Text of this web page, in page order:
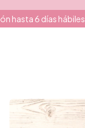
hasta 6 días hábiles